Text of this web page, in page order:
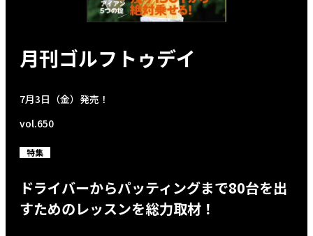
月刊ゴルフトゥデイ
7月3日（金）発売！
vol.650
特集
ドライバーからパッティングまで80台を出
すためのレッスンを総力取材！